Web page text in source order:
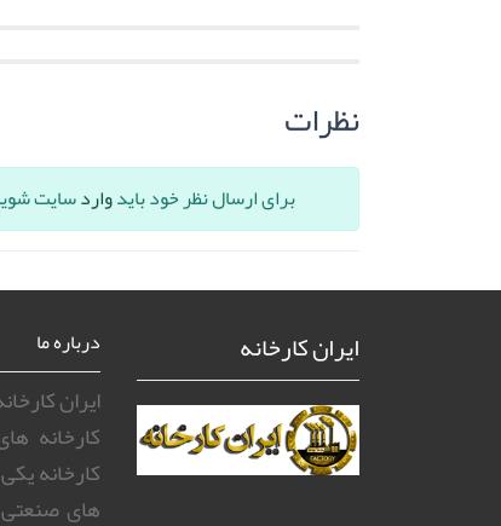
نظرات
برای ارسال نظر خود بایدواردسایت
ایران کارخانه درباره ما
ایران
کارخانه
کارخانه
های